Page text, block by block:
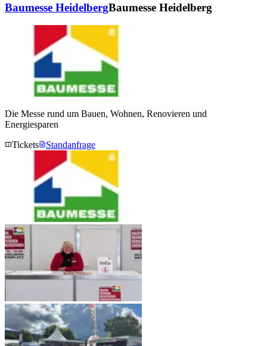
Baumesse HeidelbergBaumesse Heidelberg
Die Messe rund um Bauen, Wohnen, Renovieren und
Energiesparen
Tickets
Standanfrage